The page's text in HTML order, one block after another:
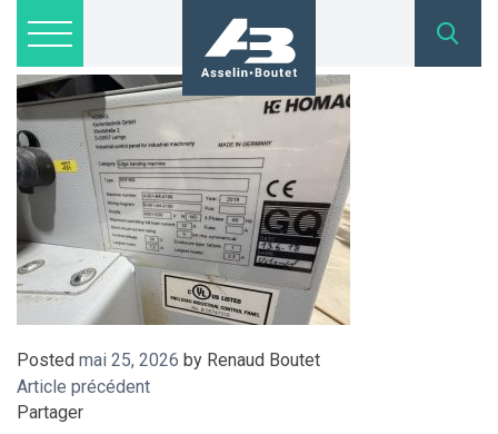
Lots disponibles
Inscription
Nous joindre
admin@asselinboutet.com
418 254-1771
IMG_8442
Posted mai 25, 2026 by Renaud Boutet
Article précédent
Partager